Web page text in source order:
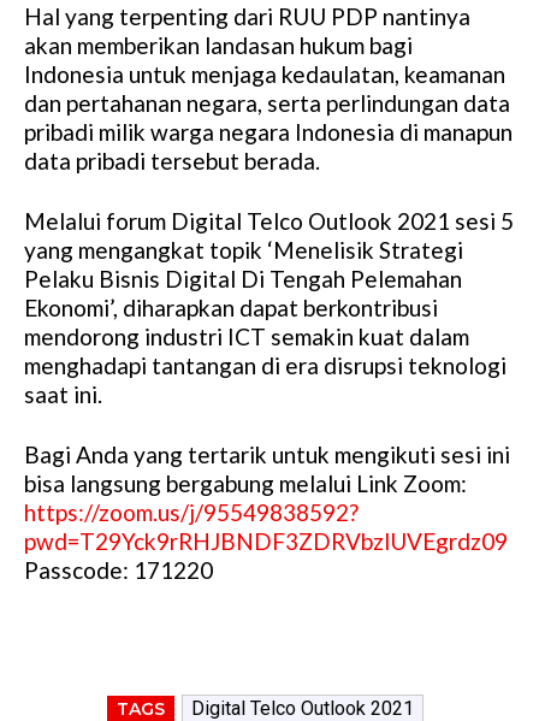
Hal yang terpenting dari RUU PDP nantinya
akan memberikan landasan hukum bagi
Indonesia untuk menjaga kedaulatan, keamanan
dan pertahanan negara, serta perlindungan data
pribadi milik warga negara Indonesia di manapun
data pribadi tersebut berada.
Melalui forum Digital Telco Outlook 2021 sesi 5
yang mengangkat topik ‘Menelisik Strategi
Pelaku Bisnis Digital Di Tengah Pelemahan
Ekonomi’, diharapkan dapat berkontribusi
mendorong industri ICT semakin kuat dalam
menghadapi tantangan di era disrupsi teknologi
saat ini.
Bagi Anda yang tertarik untuk mengikuti sesi ini
bisa langsung bergabung melalui Link Zoom:
https://zoom.us/j/95549838592?
pwd=T29Yck9rRHJBNDF3ZDRVbzlUVEgrdz09
Passcode: 171220
TAGS Digital Telco Outlook 2021